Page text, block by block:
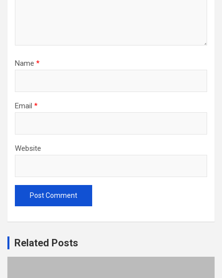
Name *
Email *
Website
Related Posts